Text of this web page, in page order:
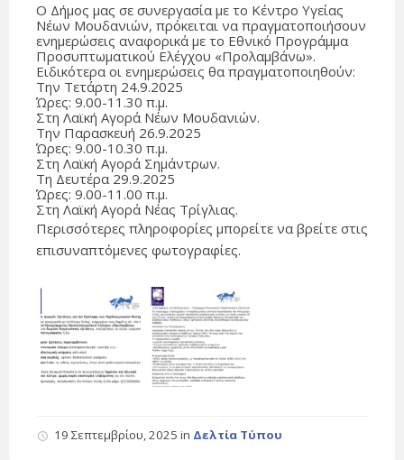
Ο Δήμος μας σε συνεργασία με το Κέντρο Υγείας
Νέων Μουδανιών, πρόκειται να πραγματοποιήσουν
ενημερώσεις αναφορικά με το Εθνικό Προγράμμα
Προσυπτωματικού Ελέγχου «Προλαμβάνω».
Ειδικότερα οι ενημερώσεις θα πραγματοποιηθούν:
Την Τετάρτη 24.9.2025
Ώρες: 9.00-11.30 π.μ.
Στη Λαϊκή Αγορά Νέων Μουδανιών.
Την Παρασκευή 26.9.2025
Ώρες: 9.00-10.30 π.μ.
Στη Λαϊκή Αγορά Σημάντρων.
Τη Δευτέρα 29.9.2025
Ώρες: 9.00-11.00 π.μ.
Στη Λαϊκή Αγορά Νέας Τρίγλιας.
Περισσότερες πληροφορίες μπορείτε να βρείτε στις
επισυναπτόμενες φωτογραφίες.
19 Σεπτεμβρίου, 2025 in Δελτία Τύπου